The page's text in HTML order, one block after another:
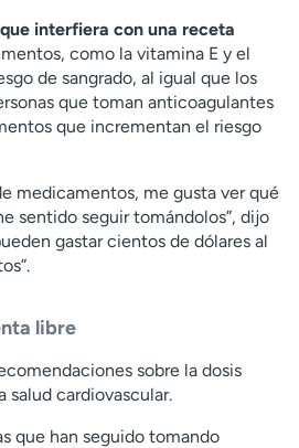
interfiera con una receta
como la vitamina E y el
de sangrado, al igual que los
que toman anticoagulantes
que incrementan el riesgo
medicamentos, me gusta ver qué
sentido seguir tomándolos”, dijo
gastar cientos de dólares al
libre
sobre la dosis
salud cardiovascular.
que han seguido tomando